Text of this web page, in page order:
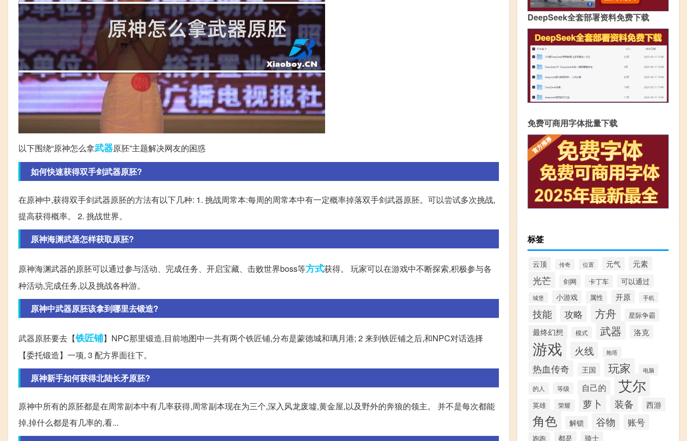
以下围绕“原神怎么拿武器原胚”主题解决网友的困惑
如何快速获得双手剑武器原胚?
在原神中,获得双手剑武器原胚的方法有以下几种: 1. 挑战周常本:每周的周常本中有一定概率掉落双手剑武器原胚。可以尝试多次挑战,
提高获得概率。 2. 挑战世界。
原神海渊武器怎样获取原胚?
原神海渊武器的原胚可以通过参与活动、完成任务、开启宝藏、击败世界boss等方式获得。 玩家可以在游戏中不断探索,积极参与各
种活动,完成任务,以及挑战各种游。
原神中武器原胚该拿到哪里去锻造?
武器原胚要去【铁匠铺】NPC那里锻造,目前地图中一共有两个铁匠铺,分布是蒙德城和璃月港; 2 来到铁匠铺之后,和NPC对话选择
【委托锻造】一项, 3 配方界面往下。
原神新手如何获得北陆长矛原胚?
原神中所有的原胚都是在周常副本中有几率获得,周常副本现在为三个,深入风龙废墟,黄金屋,以及野外的奔狼的领主。 并不是每次都能
掉,掉什么都是有几率的,看...
DeepSeek全套部署资料免费下载
免费可商用字体批量下载
标签
云顶 传奇 位置 元气 元素
光芒 剑网 卡丁车 可以通过
城堡 小游戏 属性 开原 手机
技能 攻略 方舟 星际争霸
最终幻想 模式 武器 洛克
游戏 火线 炮塔
热血传奇 王国 玩家 电脑
的人 等级 自己的 艾尔
英雄 荣耀 萝卜 装备 西游
角色 解锁 谷物 账号
跑跑 都是 骑士